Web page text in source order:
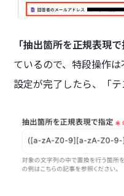
「抽出箇所を正規表現で
ているので、特段操作は
設定が完了したら、「